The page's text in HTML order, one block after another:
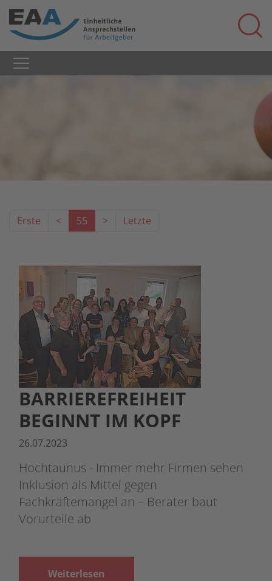
Erste < 55 > Letzte
BARRIEREFREIHEIT
BEGINNT IM KOPF
26.07.2023
Hochtaunus - Immer mehr Firmen sehen
Inklusion als Mittel gegen
Fachkräftemangel an – Berater baut
Vorurteile ab
Weiterlesen